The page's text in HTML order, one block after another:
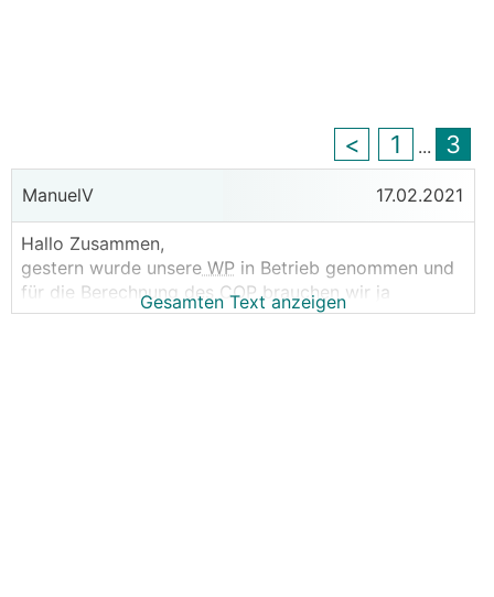
< 1 ... 3
ManuelV 17.02.2021
Hallo Zusammen,
gestern wurde unsere WP in Betrieb genommen und
für die Berechnung des COP brauchen wir ja
zwingend einen eigenen Stromzähler für dieWP. Wir
Gesamten Text anzeigen